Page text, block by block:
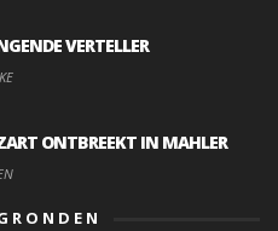
VERTELLER
ONTBREEKT IN MAHLER